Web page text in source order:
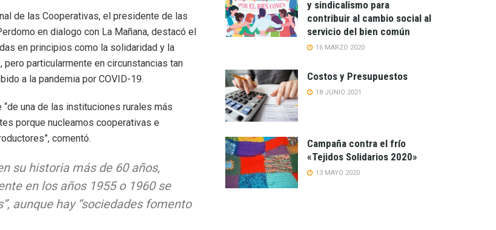
de las Cooperativas, el presidente de las
en dialogo con La Mañana, destacó el
en principios como la solidaridad y la
particularmente en circunstancias tan
a la pandemia por COVID-19.
una de las instituciones rurales más
porque nucleamos cooperativas e
comentó.
su historia más de 60 años,
en los años 1955 o 1960 se
aunque hay “sociedades fomento
y sindicalismo para
contribuir al cambio social al
servicio del bien común
16 MARZO 2020
Costos y Presupuestos
18 JUNIO 2021
Campaña contra el frío
«Tejidos Solidarios 2020»
13 MAYO 2020